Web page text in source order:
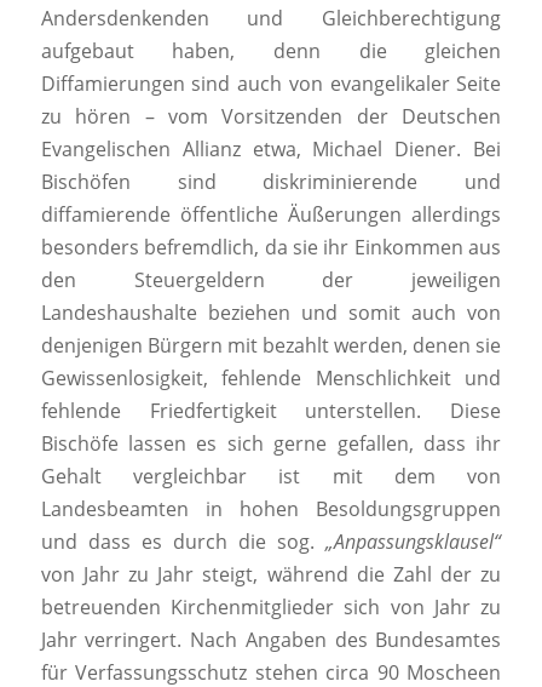
Andersdenkenden und Gleichberechtigung
aufgebaut haben, denn die gleichen
Diffamierungen sind auch von evangelikaler Seite
zu hören – vom Vorsitzenden der Deutschen
Evangelischen Allianz etwa, Michael Diener. Bei
Bischöfen sind diskriminierende und
diffamierende öffentliche Äußerungen allerdings
besonders befremdlich, da sie ihr Einkommen aus
den Steuergeldern der jeweiligen
Landeshaushalte beziehen und somit auch von
denjenigen Bürgern mit bezahlt werden, denen sie
Gewissenlosigkeit, fehlende Menschlichkeit und
fehlende Friedfertigkeit unterstellen. Diese
Bischöfe lassen es sich gerne gefallen, dass ihr
Gehalt vergleichbar ist mit dem von
Landesbeamten in hohen Besoldungsgruppen
und dass es durch die sog.„Anpassungsklausel“
von Jahr zu Jahr steigt, während die Zahl der zu
betreuenden Kirchenmitglieder sich von Jahr zu
Jahr verringert. Nach Angaben des Bundesamtes
für Verfassungsschutz stehen circa 90 Moscheen